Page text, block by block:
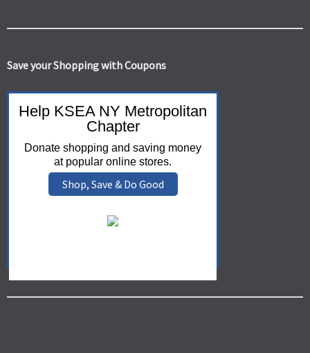
Save your Shopping with Coupons
Help KSEA NY Metropolitan
Chapter
Donate shopping and saving money
at popular online stores.
Shop, Save & Do Good